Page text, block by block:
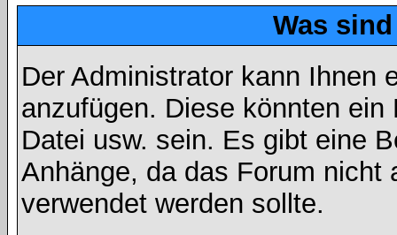
Was
Der Administrator kann Ihnen
anzufügen. Diese könnten
Datei usw. sein. Es gibt eine
Anhänge, da das Forum nicht
verwendet werden sollte.